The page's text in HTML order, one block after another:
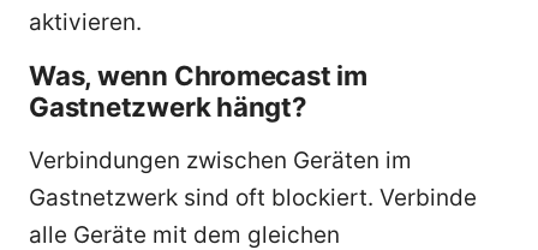
aktivieren.
Was, wenn Chromecast im
Gastnetzwerk hängt?
Verbindungen zwischen Geräten im
Gastnetzwerk sind oft blockiert. Verbinde
alle Geräte mit dem gleichen